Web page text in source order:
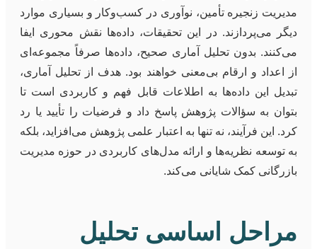
مدیریت زنجیره تأمین، نوآوری در کسب‌وکار و بسیاری موارد
دیگر می‌پردازند. در این تحقیقات، داده‌ها نقش محوری ایفا
می‌کنند. بدون تحلیل آماری صحیح، داده‌ها صرفاً مجموعه‌ای
از اعداد و ارقام بی‌معنی خواهند بود. هدف از تحلیل آماری،
تبدیل این داده‌ها به اطلاعات قابل فهم و کاربردی است تا
بتوان به سؤالات پژوهش پاسخ داد و فرضیات را تأیید یا رد
کرد. این فرآیند، نه تنها به اعتبار علمی پژوهش می‌افزاید، بلکه
به توسعه نظریه‌ها و ارائه مدل‌های کاربردی در حوزه مدیریت
بازرگانی کمک شایانی می‌کند.
مراحل اساسی تحلیل